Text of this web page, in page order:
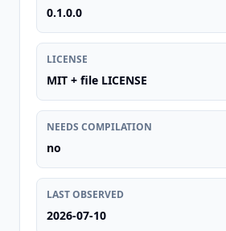
0.1.0.0
LICENSE
MIT + file LICENSE
NEEDS COMPILATION
no
LAST OBSERVED
2026-07-10